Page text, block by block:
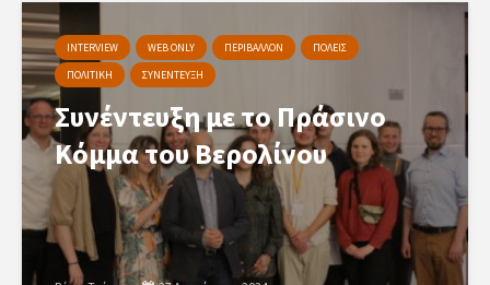
INTERVIEW WEB ONLY ΠΕΡΙΒΑΛΛΟΝ
ΠΟΛΕΙΣ
ΠΟΛΙΤΙΚΗ
ΣΥΝΕΝΤΕΥΞΗ
Συνέντευξη με το Πράσινο
Κόμμα του Βερολίνου